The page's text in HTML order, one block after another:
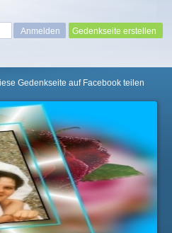
Gedenkseite erstellen
Gedenkseite auf Facebook teilen